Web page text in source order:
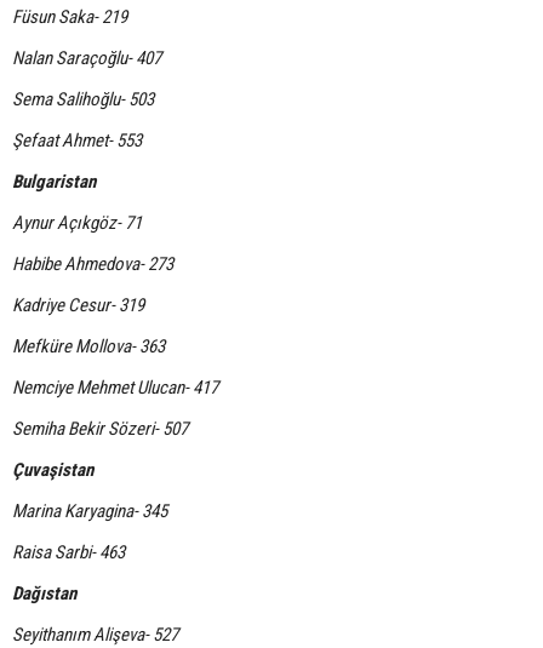
Füsun Saka- 219
Nalan Saraçoğlu- 407
Sema Salihoğlu- 503
Şefaat Ahmet- 553
Bulgaristan
Aynur Açıkgöz- 71
Habibe Ahmedova- 273
Kadriye Cesur- 319
Mefküre Mollova- 363
Nemciye Mehmet Ulucan- 417
Semiha Bekir Sözeri- 507
Çuvaşistan
Marina Karyagina- 345
Raisa Sarbi- 463
Dağıstan
Seyithanım Alişeva- 527